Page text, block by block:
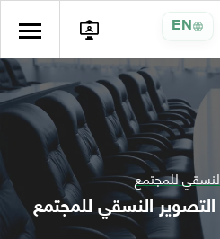
EN
للمجتمع
النسقي للمجتمع